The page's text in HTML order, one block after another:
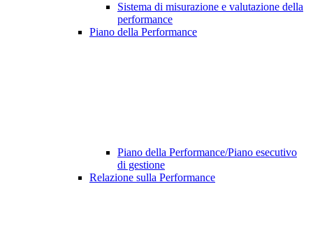
Sistema di misurazione e valutazione della
performance
Piano della Performance
Piano della Performance/Piano esecutivo
di gestione
Relazione sulla Performance